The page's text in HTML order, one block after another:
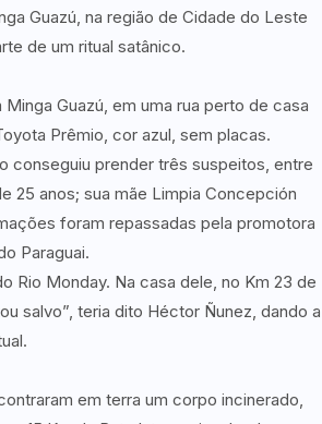
Guazú, na região de Cidade do Leste
de um ritual satânico.
Guazú, em uma rua perto de casa
Prêmio, cor azul, sem placas.
conseguiu prender três suspeitos, entre
25 anos; sua mãe Limpia Concepción
foram repassadas pela promotora
Paraguai.
Rio Monday. Na casa dele, no Km 23 de
salvo”, teria dito Héctor Ñunez, dando a
em terra um corpo incinerado,